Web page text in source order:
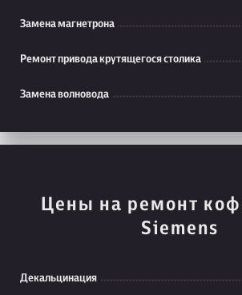
Замена магнетрона
Ремонт привода крутящегося столика
Замена волновода
Цены на ремонт
Siemens
Декальцинация